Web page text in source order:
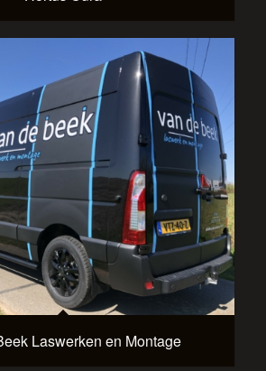
Laswerken en Montage